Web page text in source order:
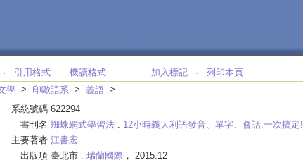
‧ 引用格式 ‧ 機讀格式 加入標記 ‧
列印本頁
學 > 印歐語系 > 義語 >
系統號碼 622294
書刊名 蜘蛛網式學習法 : 12小時義大利語發音、單字、會話,一次搞定!
主要著者 江書宏
出版項 臺北市 : 瑞蘭國際 ， 2015.12